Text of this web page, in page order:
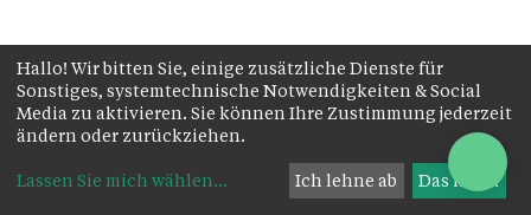
Hallo! Wir bitten Sie, einige zusätzliche Dienste für
Sonstiges, systemtechnische Notwendigkeiten & Social
Media zu aktivieren. Sie können Ihre Zustimmung jederzeit
ändern oder zurückziehen.
Lassen Sie mich wählen... Ich lehne ab Das ist ok